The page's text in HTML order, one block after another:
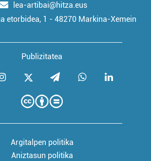
lea-artibai@hitza.eus
etorbidea, 1 - 48270 Markina-Xemein
Publizitatea
Argitalpen politika
Aniztasun politika